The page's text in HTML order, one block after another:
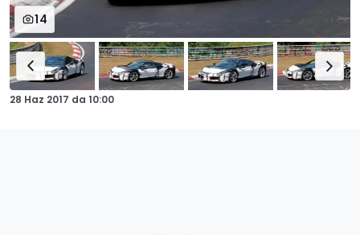
14
28 Haz 2017 da 10:00